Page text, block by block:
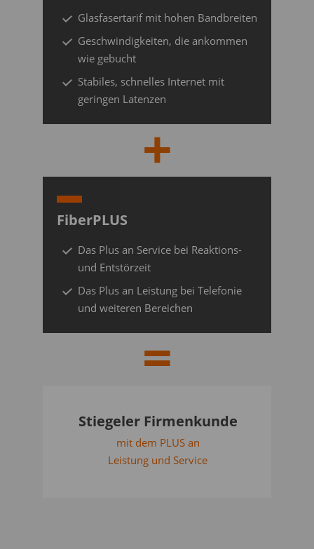
Glasfasertarif mit hohen Bandbreiten
Geschwindigkeiten, die ankommen
wie gebucht
Stabiles, schnelles Internet mit
geringen Latenzen
FiberPLUS
Das Plus an Service bei Reaktions-
und Entstörzeit
Das Plus an Leistung bei Telefonie
und weiteren Bereichen
Stiegeler Firmenkunde
mit dem PLUS an
Leistung und Service